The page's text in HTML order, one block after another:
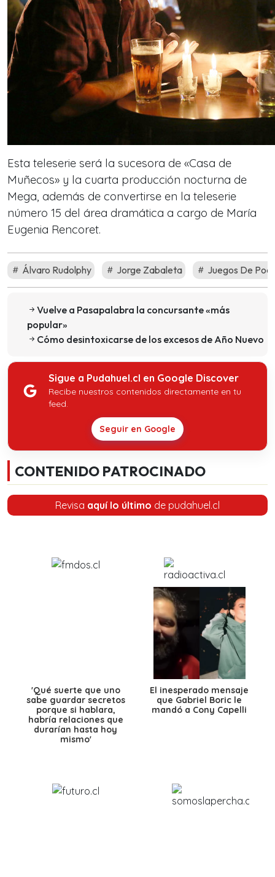
Esta teleserie será la sucesora de «Casa de
Muñecos» y la cuarta producción nocturna de
Mega, además de convertirse en la teleserie
número 15 del área dramática a cargo de María
Eugenia Rencoret.
Álvaro Rudolphy Jorge Zabaleta Juegos De
Vuelve a Pasapalabra la concursante «más
popular»
Cómo desintoxicarse de los excesos de Año Nuevo
Sigue a Pudahuel.cl en Google Discover
Recibe nuestros contenidos directamente en tu
feed.
Seguir en Google
CONTENIDO PATROCINADO
Revisa aquí lo último de pudahuel.cl
'Qué suerte que uno
sabe guardar secretos
porque si hablara,
habría relaciones que
durarían hasta hoy
mismo'
El inesperado mensaje
que Gabriel Boric le
mandó a Cony Capelli